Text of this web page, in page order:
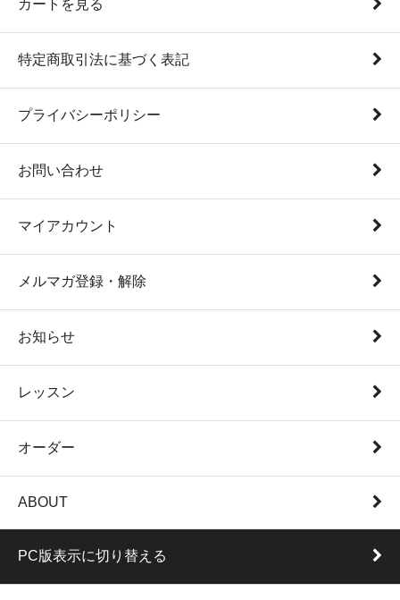
カートを見る
特定商取引法に基づく表記
プライバシーポリシー
お問い合わせ
マイアカウント
メルマガ登録・解除
お知らせ
レッスン
オーダー
ABOUT
PC版表示に切り替える